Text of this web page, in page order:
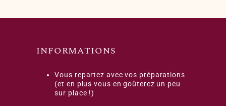
INFORMATIONS
Vous repartez avec vos préparations
(et en plus vous en goûterez un peu
sur place !)